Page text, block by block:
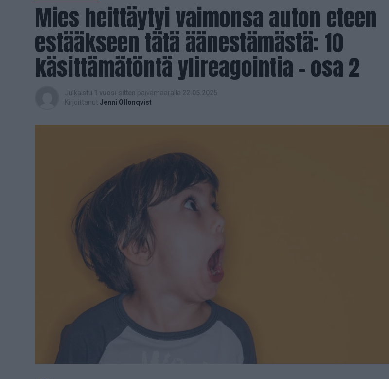
Mies heittäytyi vaimonsa auton eteen
estääkseen tätä äänestämästä: 10
käsittämätöntä ylireagointia – osa 2
Julkaistu 1 vuosi sitten päivämäärällä 22.05.2025
Kirjoittanut Jenni Ollonqvist